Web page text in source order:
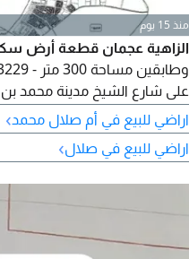
منذ 15 يوم
الزاهية عجمان قطعة أرض
الرسوم
اراضي للبيع في أم صلال محمد›
اراضي للبيع في صلال›